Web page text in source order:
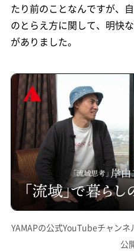
たり前のことなんですが、
のとらえ方に関して、明快
がありました。
YAMAPの公式YouTubeチャン
公